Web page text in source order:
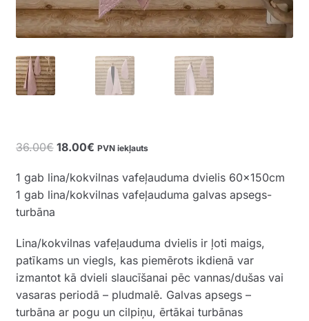
36.00€ Original
was:
36.00€.
18.00€Current
is:
18.00€.
PVN iekļauts
1 gab lina/kokvilnas vafeļauduma dvielis 60x150cm
1 gab lina/kokvilnas vafeļauduma galvas apsegs-
turbāna
Lina/kokvilnas vafeļauduma dvielis ir ļoti maigs,
patīkams un viegls, kas piemērots ikdienā var
izmantot kā dvieli slaucīšanai pēc vannas/dušas vai
vasaras periodā – pludmalē. Galvas apsegs –
turbāna ar pogu un cilpiņu, ērtākai turbānas